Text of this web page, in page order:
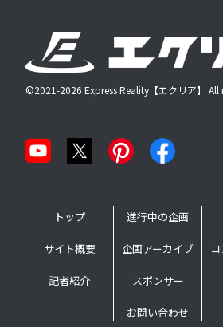
©2021-2026 Express Reality【エクリア】 All
トップ
サイト概要
記者紹介
進行中の企画
企画アーカイブ
スポンサー
お問い合わせ